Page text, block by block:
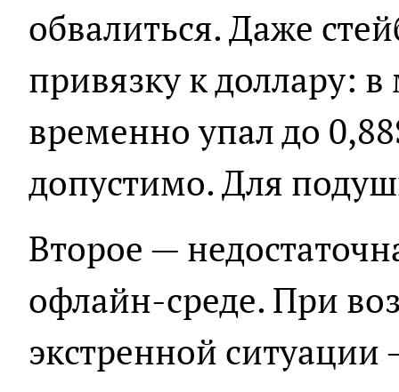
обвалиться. Даже
привязку к доллару: в
временно упал до
допустимо. Для
Второе —
офлайн-среде. При
экстренной ситуации